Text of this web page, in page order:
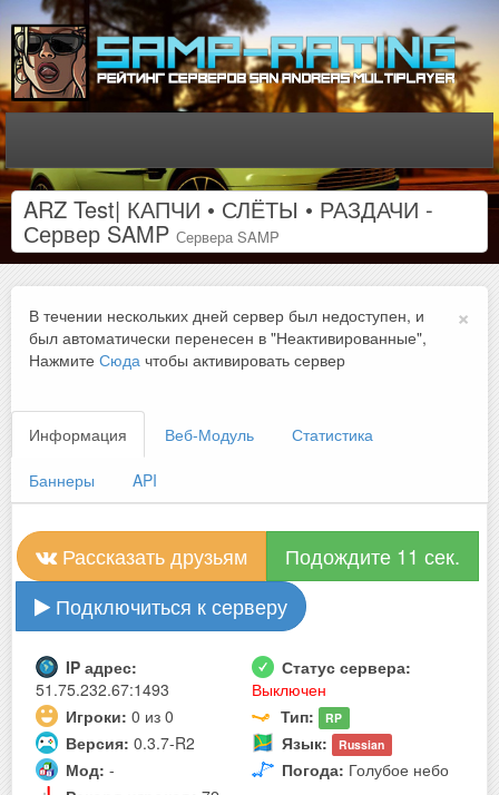
ARZ Test| КАПЧИ • СЛЁТЫ • РАЗДАЧИ -
Сервер SAMP Сервера SAMP
×
В течении нескольких дней сервер был недоступен, и
был автоматически перенесен в "Неактивированные",
Нажмите Сюда чтобы активировать сервер
Информация Веб-Модуль Статистика
Баннеры API
Рассказать друзьям
Подождите 10 сек.
Подключиться к серверу
IP адрес:
51.75.232.67:1493
Статус сервера:
Выключен
Игроки: 0 из 0 Тип: RP
Версия: 0.3.7-R2 Язык: Russian
Мод: - Погода: Голубое небо